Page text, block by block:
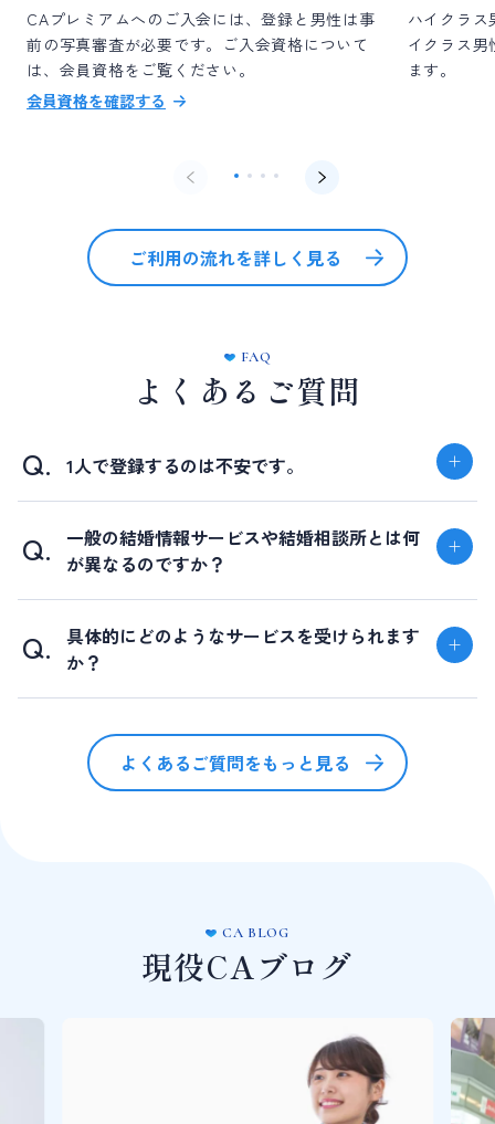
CAプレミアムへのご入会には、登録と男性は事
前の写真審査が必要です。ご入会資格について
は、会員資格をご覧ください。
会員資格を確認する
ハイクラ
イクラス
ます。
ご利用の流れを詳しく見る
FAQ
よくあるご質問
1人で登録するのは不安です。
一般の結婚情報サービスや結婚相談所とは何
が異なるのですか？
具体的にどのようなサービスを受けられます
か？
よくあるご質問をもっと見る
CA BLOG
現役CAブログ